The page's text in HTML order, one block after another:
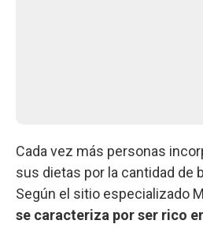
Cada vez más personas
sus dietas por la cantidad de
Según el sitio especializado
se caracteriza por ser rico